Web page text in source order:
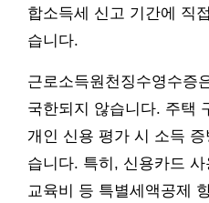
합소득세 신고 기간에 직
습니다.
근로소득원천징수영수증
국한되지 않습니다. 주택
개인 신용 평가 시 소득
습니다. 특히, 신용카드
교육비 등 특별세액공제